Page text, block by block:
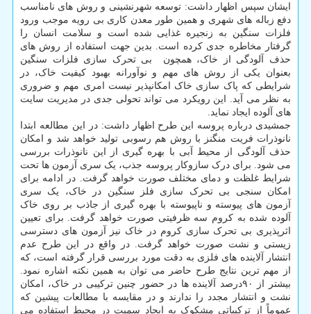
ایشان سپس اظهار داشت: توسعه شهرنشینی و روش ­های نامناسب
دفع زباله های شهری و همین طور معدن­ کاری بی­ رویه موجب ورود
فلزات سنگین به زنجیره غذایی شده است و سلامت انسان را
گرفتار مخاطره جدی کرده است. بدین جهت استفاده از روش ­های
حذف آلودگی از خاک، همچون ­ بی تحر­ک سازی فلزات سنگین
بعنوان یکی از روش های مهم و نوآورانه بهبود کیفیت خاک، در
شرایطی که پاک سازی خاک امکان­پذیر نیست امری مهم و ضروری
به نظر می آید. این رویکرد می تواند تحولی جدی در مدیریت سایت
های آلوده ایجاد نماید.
جمشیدی درباره پروسه این طرح اظهار داشت: در این مطالعه ابتدا
نانوذرات فریت منگنز با روش هم رسوبی تولید خواهد شد و امکان
حذف آلودگی از محیط آبی با بهره گیری از این نانوذرات بررسی
می­ شود. برای درک سازوکار پروسه جذب، یک سری آزمون­ ها تحت
شرایط غلظت و دمای مختلف صورت خواهد گرفت. در ادامه برای
امکان ­سنجی بی­ تحرک سازی فلز سنگین در خاک، یک سری
آزمون­ های پیوسته و ناپیوسته با بهره گیری از جاذب بر روی خاک
آلوده شده به کروم سه ظرفیتی صورت خواهد گرفت. برای تعیین
اثرپذیری ­بی تحرک سازی کروم در خاک نیز آزمون های دسترسی
زیستی و نشت صورت خواهد گرفت. در واقع در این طرح عدم
انتشار آلاینده های فلزی به دقت مورد بررسی قرار گرفته است، که
از مهم ترین نتایج طرح حاضر می توان به همین نکته اشاره نمود.
بیشتر از ۹۰درصد آلاینده­ ها در حضور چنین ترکیبی در خاک، امکان
نشت و انتشار مجدد را ندارند و در مقایسه با مطالعات پیشین که
عموماً از ترکیباتی مشکوک به ایجاد سمیت در محیط استفاده می